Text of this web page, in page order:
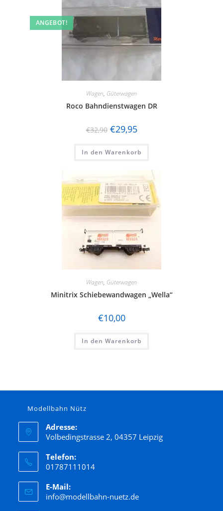
ANGEBOT!
Wagen, Güterwagen
Roco Bahndienstwagen DR
€32,90 €29,95
In den Warenkorb
Wagen, Güterwagen
Minitrix Schiebewandwagen „Wella“
€10,00
In den Warenkorb
Modellbahn Nütz
Adresse:
Volbedingstrasse 2, 04357 Leipzig
Telefon:
01787111014
E-Mail:
info@modellbahn-nuetz.de